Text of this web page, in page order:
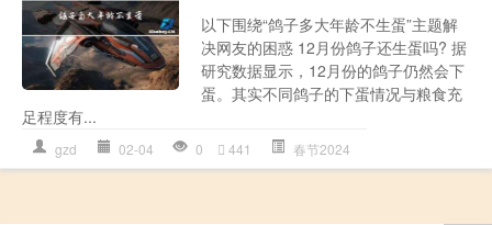
以下围绕“鸽子多大年龄不生蛋”主题解
决网友的困惑 12月份鸽子还生蛋吗? 据
研究数据显示，12月份的鸽子仍然会下
蛋。其实不同鸽子的下蛋情况与粮食充
足程度有...
gzd 02-04 0 441 春节2024